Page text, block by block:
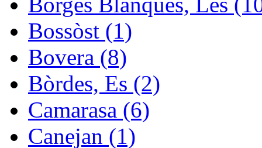
Bossòst (1)
Bovera (8)
Bòrdes, Es (2)
Camarasa (6)
Canejan (1)